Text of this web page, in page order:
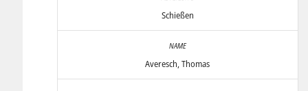
Schießen
Averesch, Thomas